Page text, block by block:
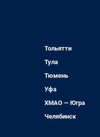
Тольятти
Тула
Тюмень
Уфа
ХМАО — Югра
Челябинск